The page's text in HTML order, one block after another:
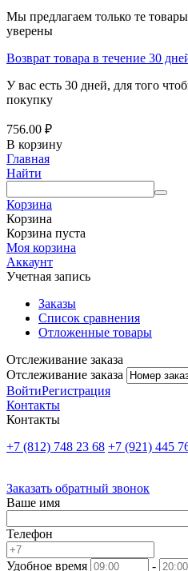
Мы предлагаем только те
уверены
Возврат товара в течение 30
У вас есть 30 дней, для того
покупку
756.00 ₽
В корзину
Главная
Найти
Корзина
Корзина
Корзина пуста
Моя корзина
Аккаунт
Учетная запись
Заказы
Список сравнения
Отложенные товары
Отслеживание заказа
Отслеживание заказа
ВойтиРегистрация
Контакты
Контакты
+7 (812) 748 23 68 +7 (921) 445
Заказать обратный звонок
Ваше имя
Телефон
Удобное время -